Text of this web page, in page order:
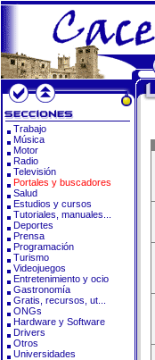
Trabajo
Música
Motor
Radio
Televisión
Portales y buscadores
Salud
Estudios y cursos
Tutoriales, manuales...
Deportes
Prensa
Programación
Turismo
Videojuegos
Entretenimiento y ocio
Gastronomía
Gratis, recursos, ut...
ONGs
Hardware y Software
Drivers
Otros
Universidades